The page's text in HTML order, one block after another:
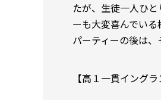
たが、生徒一人ひ
ーも大変喜んでいる
パーティーの後は
【高１一貫イング